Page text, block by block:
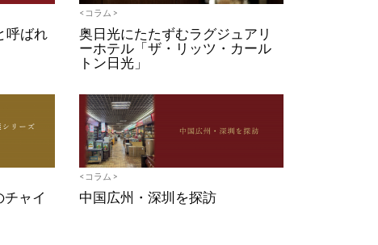
呼ばれ
<コラム>
奥日光にたたずむラグジュアリ
ーホテル「ザ・リッツ・カール
トン日光」
チャイ
<コラム>
中国広州・深圳を探訪